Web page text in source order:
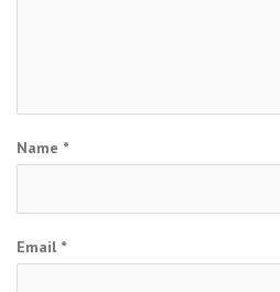
Name *
Email *